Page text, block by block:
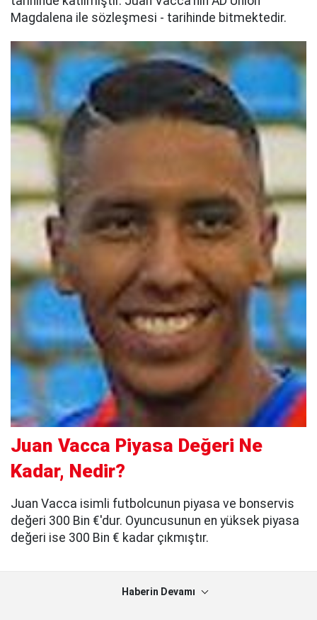
Magdalena ile sözleşmesi - tarihinde bitmektedir.
Juan Vacca Piyasa Değeri Ne
Kadar, Nedir?
Juan Vacca isimli futbolcunun piyasa ve bonservis
değeri 300 Bin €'dur. Oyuncusunun en yüksek piyasa
değeri ise 300 Bin € kadar çıkmıştır.
Haberin Devamı